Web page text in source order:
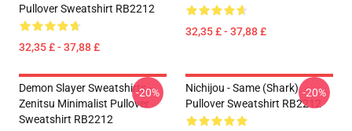
Pullover Sweatshirt RB2212
32,35 £ - 37,88 £
32,35 £ - 37,88 £
Demon Slayer Sweatshirts -
Zenitsu Minimalist Pullover
Sweatshirt RB2212
-20%
Nichijou - Same (shark)
Pullover Sweatshirt RB2212
-20%